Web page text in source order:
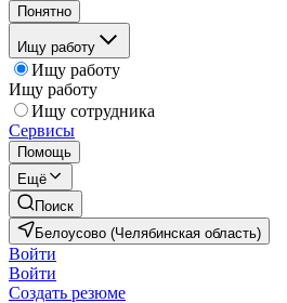
Понятно
Ищу работу
Ищу работу
Ищу работу
Ищу сотрудника
Сервисы
Помощь
Ещё
Поиск
Белоусово (Челябинская область)
Войти
Войти
Создать резюме